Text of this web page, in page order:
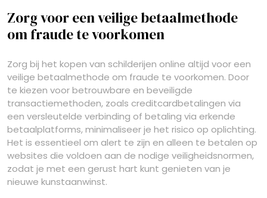
Zorg voor een veilige betaalmethode
om fraude te voorkomen
Zorg bij het kopen van schilderijen online altijd voor een
veilige betaalmethode om fraude te voorkomen. Door
te kiezen voor betrouwbare en beveiligde
transactiemethoden, zoals creditcardbetalingen via
een versleutelde verbinding of betaling via erkende
betaalplatforms, minimaliseer je het risico op oplichting.
Het is essentieel om alert te zijn en alleen te betalen op
websites die voldoen aan de nodige veiligheidsnormen,
zodat je met een gerust hart kunt genieten van je
nieuwe kunstaanwinst.